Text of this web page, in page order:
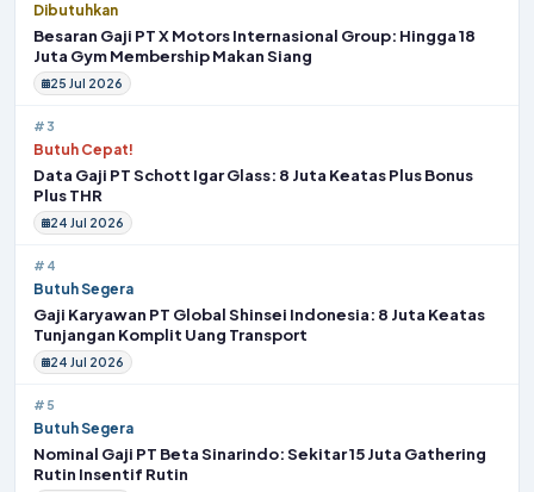
Dibutuhkan
Besaran Gaji PT X Motors Internasional Group: Hingga 18
Juta Gym Membership Makan Siang
25 Jul 2026
#3
Butuh Cepat!
Data Gaji PT Schott Igar Glass: 8 Juta Keatas Plus Bonus
Plus THR
24 Jul 2026
#4
Butuh Segera
Gaji Karyawan PT Global Shinsei Indonesia: 8 Juta Keatas
Tunjangan Komplit Uang Transport
24 Jul 2026
#5
Butuh Segera
Nominal Gaji PT Beta Sinarindo: Sekitar 15 Juta Gathering
Rutin Insentif Rutin